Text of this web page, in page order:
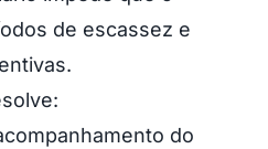
de escassez e
do